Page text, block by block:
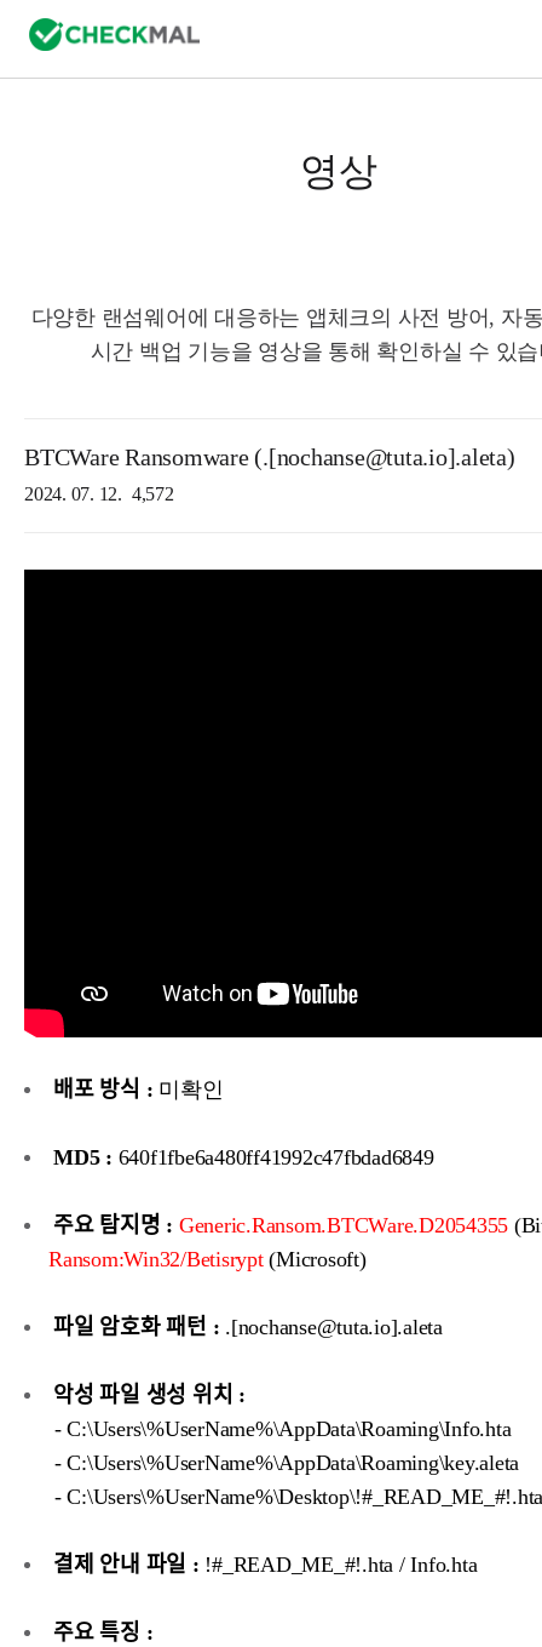
영상
다양한 랜섬웨어에 대응하는 앱체크의 사전 방어, 자
시간 백업 기능을 영상을 통해 확인하실 수 있
BTCWare Ransomware (.[nochanse@tuta.io].aleta)
2024. 07. 12. 4,572
배포 방식 : 미확인
MD5 : 640f1fbe6a480ff41992c47fbdad6849
주요 탐지명 : Generic.Ransom.BTCWare.D2054355
Ransom:Win32/Betisrypt(Microsoft)
파일 암호화 패턴 : .[nochanse@tuta.io].aleta
악성 파일 생성 위치 :
- C:\Users\%UserName%\AppData\Roaming\Info.hta
- C:\Users\%UserName%\AppData\Roaming\key.aleta
- C:\Users\%UserName%\Desktop\!#_READ_ME_#!.hta
결제 안내 파일 : !#_READ_ME_#!.hta / Info.hta
주요 특징 :